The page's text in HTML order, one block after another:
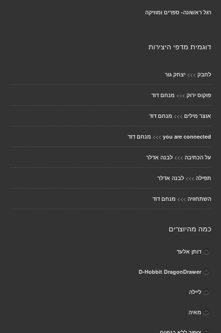
רגל ראשונה- ספרים ומוזיקה
דוגמית מדפי היצירות
לחבק >>> יצחק גור
פוקוס ירוק >>> מנחם דוד
אוצר מילים >>> מנחם דוד
you are connected
>>> מנחם דוד
על הכתיבה >>> לבנה אדלר
תפילה >>> לבנה אדלר
השתחוויה >>> מנחם דוד
כמה מהיוצרים
דותן אלעד
D-Hobbit DragonDrawer
ליילה
מאיה